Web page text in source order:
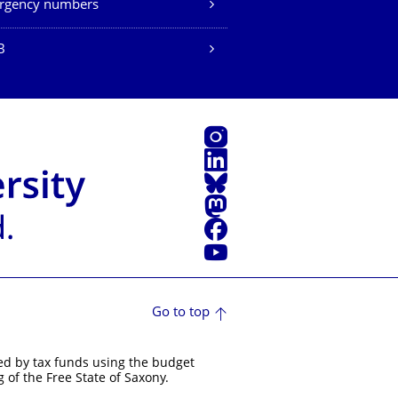
numbers
Instagram
LinkedIn
Bluesky
Mastodon
Facebook
YouTube
Go to top
by tax funds using the budget
the Free State of Saxony.